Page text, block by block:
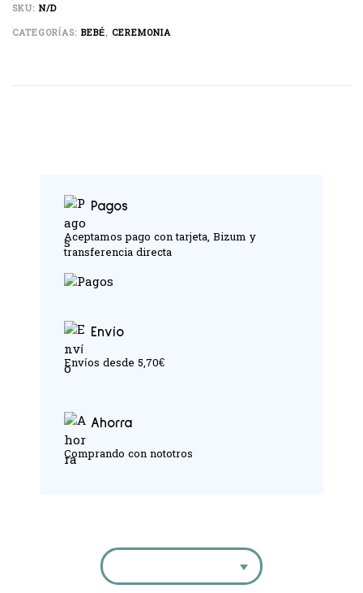
SKU: N/D
CATEGORÍAS: BEBÉ, CEREMONIA
Pagos
Aceptamos pago con tarjeta, Bizum y
transferencia directa
Envío
Envíos desde 5,70€
Ahorra
Comprando con nototros